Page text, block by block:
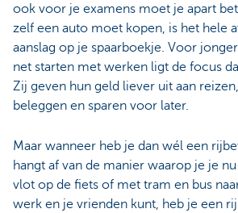
ook voor je examens moet je apart
zelf een auto moet kopen, is het hele
aanslag op je spaarboekje. Voor
net starten met werken ligt de focus
Zij geven hun geld liever uit aan
beleggen en sparen voor later.
Maar wanneer heb je dan wél een
hangt af van de manier waarop je je
vlot op de fiets of met tram en bus
werk en je vrienden kunt, heb je een